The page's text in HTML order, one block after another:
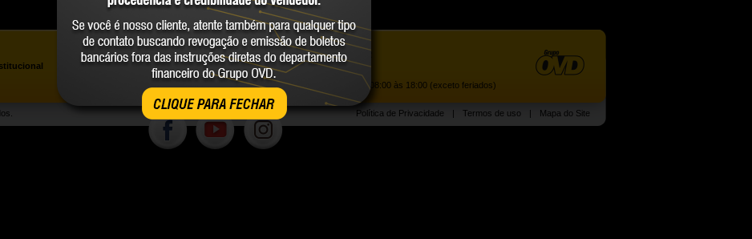
CLIQUE PARA FECHAR
Assistência ao Consumidor |0800 723 4762
Atendimento Comercial: |
(41) 2101 0550
Atendimento de segunda a sexta-feira, das 08:00 às 18:00 (exceto feriados)
Política de Privacidade | Termos de uso | Mapa do Site